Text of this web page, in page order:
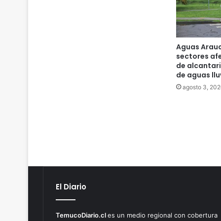
Aguas
sectores
de
de aguas
agosto 3,
El Diario
TemucoDiario.cles un medio regional con cobertura